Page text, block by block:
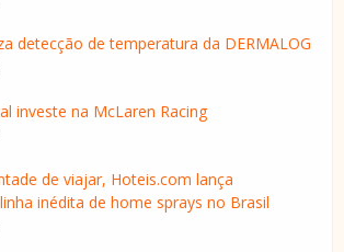
detecção de temperatura da DERMALOG
investe na McLaren Racing
de viajar, Hoteis.com lança
inédita de home sprays no Brasil